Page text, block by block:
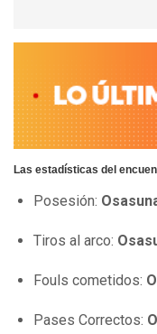
Las estadísticas del
Posesión:
Tiros al arco:
Fouls cometidos:
Pases Correctos: